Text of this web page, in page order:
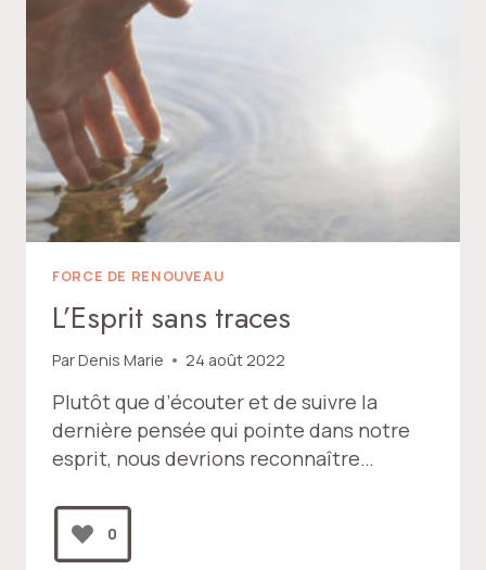
FORCE DE RENOUVEAU
L’Esprit sans traces
ParDenis Marie 24 août 2022
Plutôt que d’écouter et de suivre la
dernière pensée qui pointe dans notre
esprit, nous devrions reconnaître…
0